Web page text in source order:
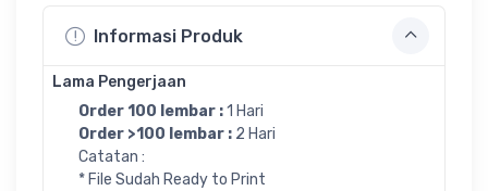
Informasi Produk
Lama Pengerjaan
Order 100 lembar :1 Hari
Order >100 lembar : 2 Hari
Catatan :
* File Sudah Ready to Print